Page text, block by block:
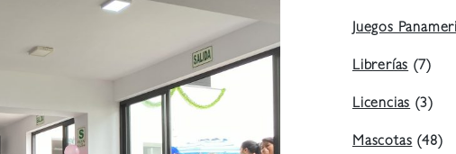
Juegos
Librerías(7)
Licencias(3)
Mascotas(48)